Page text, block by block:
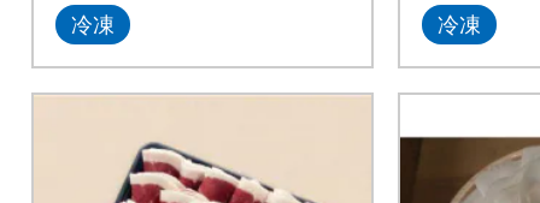
冷凍 冷凍